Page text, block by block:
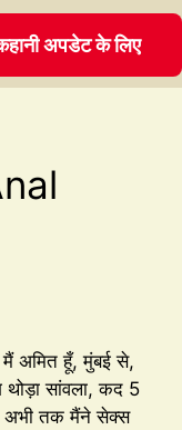
अपडेट के लिए
अमित हूँ, मुंबई से,
सांवला, कद 5
अभी तक मैंने सेक्स